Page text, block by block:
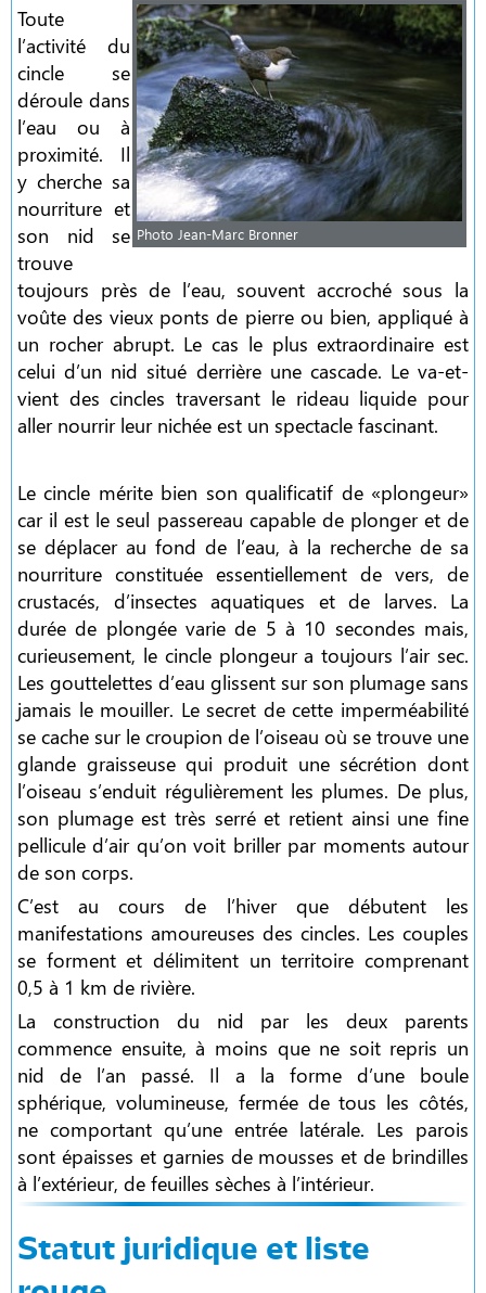
Photo Jean-Marc Bronner
Toute
l’activité du
cincle se
déroule dans
l’eau ou à
proximité. Il
y cherche sa
nourriture et
son nid se
trouve
toujours près de l’eau, souvent accroché sous la
voûte des vieux ponts de pierre ou bien, appliqué à
un rocher abrupt. Le cas le plus extraordinaire est
celui d’un nid situé derrière une cascade. Le va-et-
vient des cincles traversant le rideau liquide pour
aller nourrir leur nichée est un spectacle fascinant.
Le cincle mérite bien son qualificatif de «plongeur»
car il est le seul passereau capable de plonger et de
se déplacer au fond de l’eau, à la recherche de sa
nourriture constituée essentiellement de vers, de
crustacés, d’insectes aquatiques et de larves. La
durée de plongée varie de 5 à 10 secondes mais,
curieusement, le cincle plongeur a toujours l’air sec.
Les gouttelettes d’eau glissent sur son plumage sans
jamais le mouiller. Le secret de cette imperméabilité
se cache sur le croupion de l’oiseau où se trouve une
glande graisseuse qui produit une sécrétion dont
l’oiseau s’enduit régulièrement les plumes. De plus,
son plumage est très serré et retient ainsi une fine
pellicule d’air qu’on voit briller par moments autour
de son corps.
C’est au cours de l’hiver que débutent les
manifestations amoureuses des cincles. Les couples
se forment et délimitent un territoire comprenant
0,5 à 1 km de rivière.
La construction du nid par les deux parents
commence ensuite, à moins que ne soit repris un
nid de l’an passé. Il a la forme d’une boule
sphérique, volumineuse, fermée de tous les côtés,
ne comportant qu’une entrée latérale. Les parois
sont épaisses et garnies de mousses et de brindilles
à l’extérieur, de feuilles sèches à l’intérieur.
Statut juridique et liste